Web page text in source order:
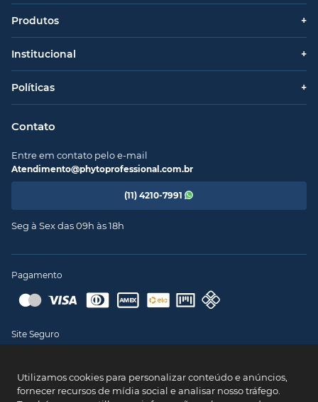
Utilizamos cookies para personalizar conteúdo e anúncios,
fornecer recursos de mídia social e analisar nosso tráfego.
Produtos +
Institucional +
Políticas +
Contato
Entre em contato pelo e-mail
Atendimento@phytoprofessional.com.br
(11) 4210-7991
Seg à Sex das 09h às 18h
Pagamento
Site Seguro
PHYTO @ 2024 - CNPJ: 43.008.535/0001-11